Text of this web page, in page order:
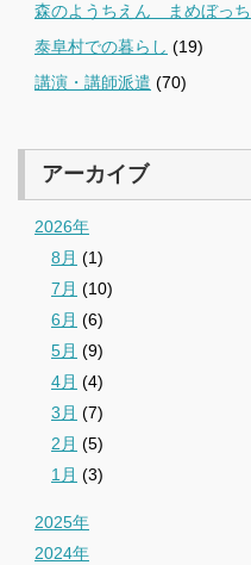
森のようちえん まめぼっち
泰阜村での暮らし (19)
講演・講師派遣 (70)
アーカイブ
2026年
8月 (1)
7月 (10)
6月 (6)
5月 (9)
4月 (4)
3月 (7)
2月 (5)
1月 (3)
2025年
2024年